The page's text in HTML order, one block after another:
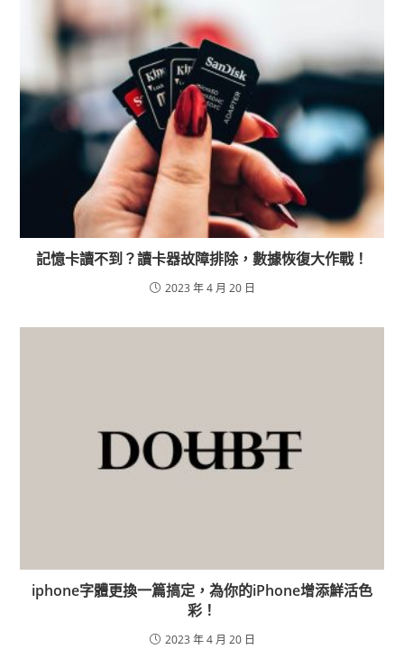
記憶卡讀不到？讀卡器故障排除，數據恢復大作戰！
2023 年 4 月 20 日
iphone字體更換一篇搞定，為你的iPhone增添鮮活色
彩！
2023 年 4 月 20 日